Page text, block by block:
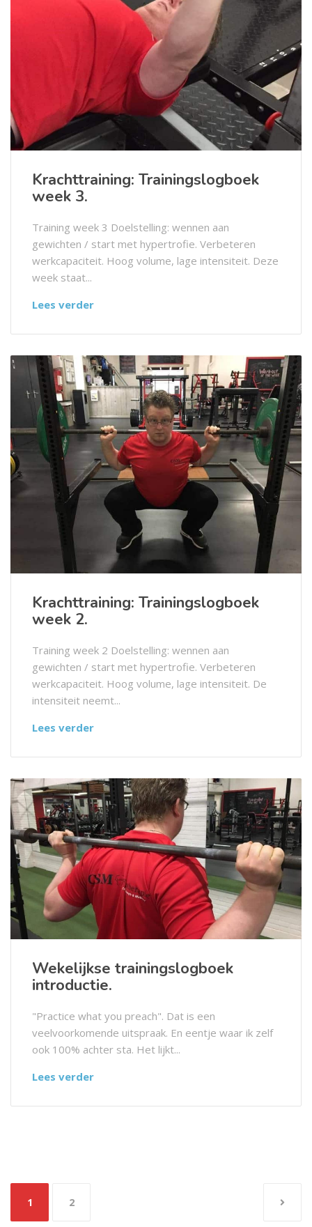
Krachttraining: Trainingslogboek
week 3.
Training week 3 Doelstelling: wennen aan
gewichten / start met hypertrofie. Verbeteren
werkcapaciteit. Hoog volume, lage intensiteit. Deze
week staat...
Lees verder
Krachttraining: Trainingslogboek
week 2.
Training week 2 Doelstelling: wennen aan
gewichten / start met hypertrofie. Verbeteren
werkcapaciteit. Hoog volume, lage intensiteit. De
intensiteit neemt...
Lees verder
Wekelijkse trainingslogboek
introductie.
"Practice what you preach". Dat is een
veelvoorkomende uitspraak. En eentje waar ik zelf
ook 100% achter sta. Het lijkt...
Lees verder
Berichten
paginering
1 2